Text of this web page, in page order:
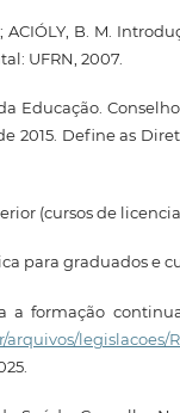
ACIÓLY, B. M.
UFRN, 2007.
Educação.
2015. Define as
(cursos de
para graduados e
a formação
legislacoes/